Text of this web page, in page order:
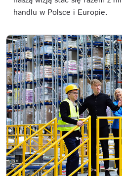
handlu w Polsce i Europie.